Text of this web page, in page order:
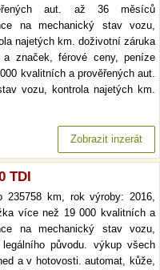
aut. až 36 měsíců
na mechanický stav vozu,
najetých km. doživotní záruka
a značek, férové ceny, peníze
kvalitních a prověřených aut.
vozu, kontrola najetých km.
Zobrazit inzerát
TDI
km, rok výroby: 2016,
více než 19 000 kvalitních a
na mechanický stav vozu,
původu. výkup všech
a v hotovosti. automat, kůže,